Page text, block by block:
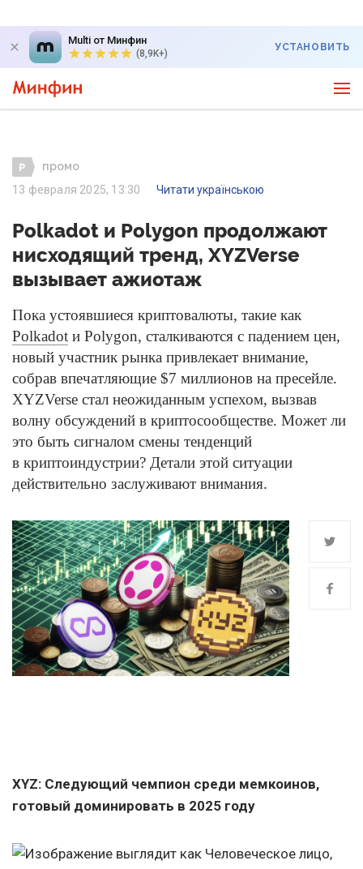
Multi от Минфин
(8,9K+)
УСТАНОВИТЬ
промо
13 февраля 2025, 13:30
Читати українською
Polkadot и Polygon продолжают
нисходящий тренд, XYZVerse
вызывает ажиотаж
Пока устоявшиеся криптовалюты, такие как
Polkadot и Polygon, сталкиваются с падением цен,
новый участник рынка привлекает внимание,
собрав впечатляющие $7 миллионов на пресейле.
XYZVerse стал неожиданным успехом, вызвав
волну обсуждений в криптосообществе. Может ли
это быть сигналом смены тенденций
в криптоиндустрии? Детали этой ситуации
действительно заслуживают внимания.
XYZ: Следующий чемпион среди мемкоинов,
готовый доминировать в 2025 году